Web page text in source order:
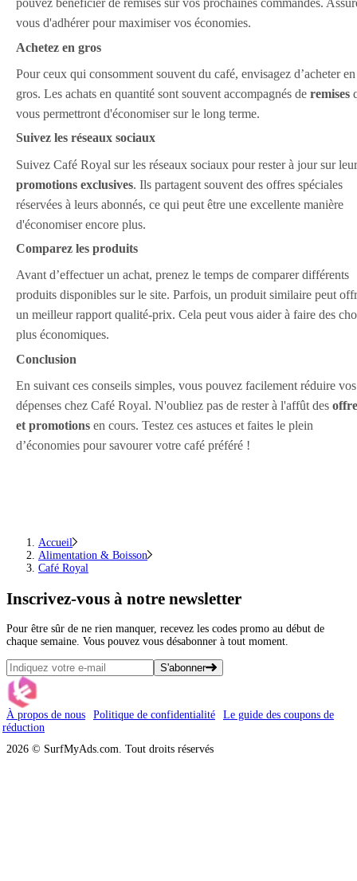
pouvez bénéficier de remises sur vos prochaines commandes.
vous d'adhérer pour maximiser vos économies.
Achetez en gros
Pour ceux qui consomment souvent du café, envisagez d’acheter en
gros. Les achats en quantité sont souvent accompagnés de remises
vous permettront d'économiser sur le long terme.
Suivez les réseaux sociaux
Suivez Café Royal sur les réseaux sociaux pour rester à jour sur
promotions exclusives. Ils partagent souvent des offres spéciales
réservées à leurs abonnés, ce qui peut être une excellente manière
d'économiser encore plus.
Comparez les produits
Avant d’effectuer un achat, prenez le temps de comparer différents
produits disponibles sur le site. Parfois, un produit similaire peut
un meilleur rapport qualité-prix. Cela peut vous aider à faire des
plus économiques.
Conclusion
En suivant ces conseils simples, vous pouvez facilement réduire vos
dépenses chez Café Royal. N'oubliez pas de rester à l'affût des
et promotions en cours. Testez ces astuces et faites le plein
d’économies pour savourer votre café préféré !
Accueil
Alimentation & Boisson
Café Royal
Inscrivez-vous à notre newsletter
Pour être sûr de ne rien manquer, recevez les codes promo au début de
chaque semaine. Vous pouvez vous désabonner à tout moment.
S'abonner
À propos de nous Politique de confidentialité
Le guide des coupons de
réduction
2026 © SurfMyAds.com. Tout droits réservés